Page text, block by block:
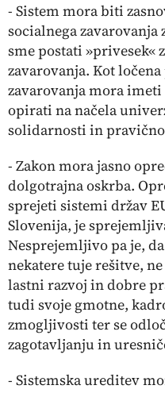
- Sistem mora biti
socialnega
sme postati »privesek«
zavarovanja. Kot
zavarovanja mora
opirati na načela
solidarnosti in
- Zakon mora jasno
dolgotrajna oskrba.
sprejeti sistemi držav
Slovenija, je
Nesprejemljivo pa je,
nekatere tuje rešitve,
lastni razvoj in dobre
tudi svoje gmotne,
zmogljivosti ter se
zagotavljanju in
- Sistemska ureditev